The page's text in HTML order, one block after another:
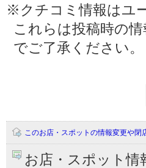
※クチコミ情報はユ
これらは投稿時の
でご了承ください。
このお店・スポットの情報変更や閉
お店・スポット情